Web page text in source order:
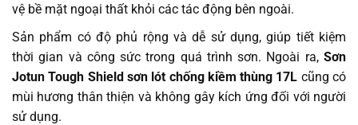
vệ bề mặt ngoại thất khỏi các tác động bên ngoài.
Sản phẩm có độ phủ rộng và dễ sử dụng, giúp tiết kiệm
thời gian và công sức trong quá trình sơn. Ngoài ra, Sơn
Jotun Tough Shield sơn lót chống kiềm thùng 17L cũng có
mùi hương thân thiện và không gây kích ứng đối với người
sử dụng.